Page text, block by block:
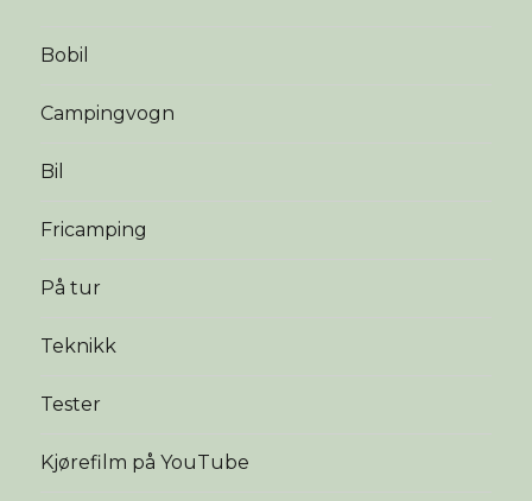
Bobil
Campingvogn
Bil
Fricamping
På tur
Teknikk
Tester
Kjørefilm på YouTube